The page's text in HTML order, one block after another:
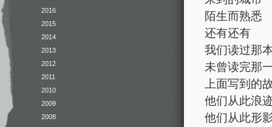
2016
2015
2014
2013
2012
2011
2010
2009
2008
陌生而熟悉
还有还有
我们读过那
未曾读完那
上面写到的
他们从此浪
他们从此形